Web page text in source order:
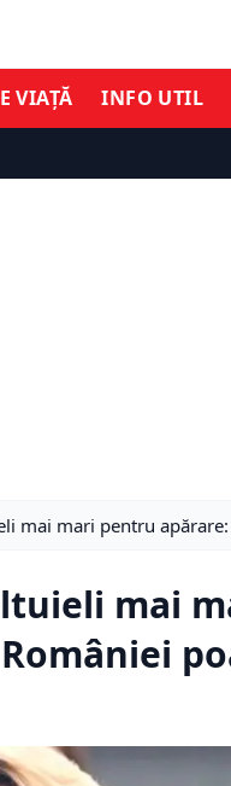
VIAȚĂ INFO UTIL
mai mari pentru
mai